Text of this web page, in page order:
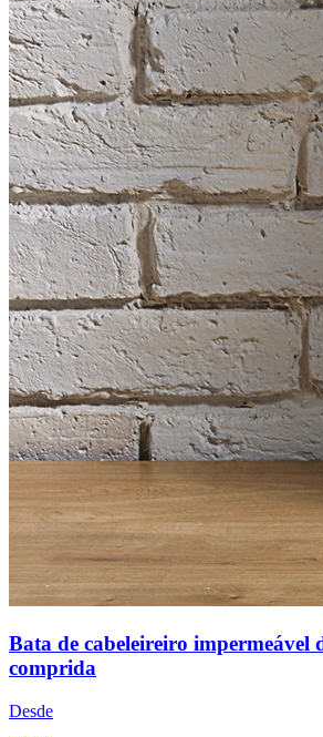
Bata de cabeleireiro impermeável
comprida
Desde